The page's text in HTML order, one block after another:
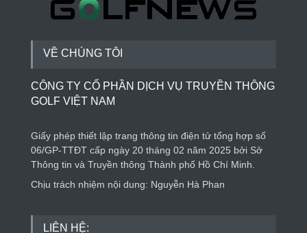
Phong cách sống 6 ngày trước
VỀ CHÚNG TÔI
CÔNG TY CỔ PHẦN DỊCH VỤ TRUYỀN THÔNG
GOLF VIỆT NAM
Giấy phép thiết lập trang thông tin điện tử tổng hợp số
06/GP-TTĐT cấp ngày 20 tháng 02 năm 2025 bởi Sở
Thông tin và Truyền thông Thành phố Hồ Chí Minh.
Chịu trách nhiệm nội dung: Nguyễn Hà Phan
LIÊN HỆ: